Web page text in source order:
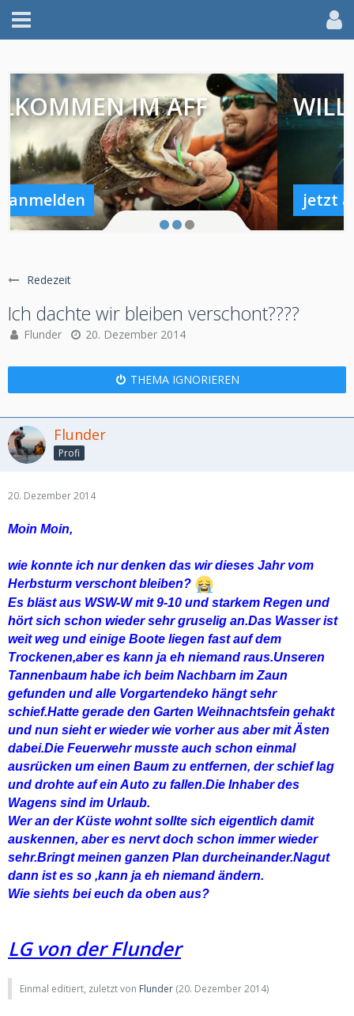
WILLKOMMEN IM AFF
jetzt anmelden
Redezeit
Ich dachte wir bleiben verschont????
Flunder 20. Dezember 2014
THEMA IGNORIEREN
Flunder
Profi
20. Dezember 2014
Moin Moin,
wie konnte ich nur denken das wir dieses Jahr vom
Herbsturm verschont bleiben?
Es bläst aus WSW-W mit 9-10 und starkem Regen und
hört sich schon wieder sehr gruselig an.Das Wasser ist
weit weg und einige Boote liegen fast auf dem
Trockenen,aber es kann ja eh niemand raus.Unseren
Tannenbaum habe ich beim Nachbarn im Zaun
gefunden und alle Vorgartendeko hängt sehr
schief.Hatte gerade den Garten Weihnachtsfein gehakt
und nun sieht er wieder wie vorher aus aber mit Ästen
dabei.Die Feuerwehr musste auch schon einmal
ausrücken um einen Baum zu entfernen, der schief lag
und drohte auf ein Auto zu fallen.Die Inhaber des
Wagens sind im Urlaub.
Wer an der Küste wohnt sollte sich eigentlich damit
auskennen, aber es nervt doch schon immer wieder
sehr.Bringt meinen ganzen Plan durcheinander.Nagut
dann ist es so ,kann ja eh niemand ändern.
Wie siehts bei euch da oben aus?
LG von der Flunder
Einmal editiert, zuletzt von Flunder (20. Dezember 2014)